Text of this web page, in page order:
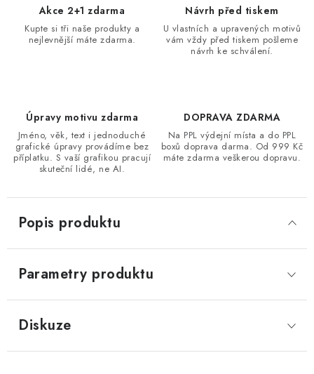
Akce 2+1 zdarma
Kupte si tři naše produkty a
nejlevnější máte zdarma.
Návrh před tiskem
U vlastních a upravených motivů
vám vždy před tiskem pošleme
návrh ke schválení.
Úpravy motivu zdarma
Jméno, věk, text i jednoduché
grafické úpravy provádíme bez
příplatku. S vaší grafikou pracují
skuteční lidé, ne AI.
DOPRAVA ZDARMA
Na PPL výdejní místa a do PPL
boxů doprava darma. Od 999 Kč
máte zdarma veškerou dopravu.
Popis produktu
Parametry produktu
Diskuze